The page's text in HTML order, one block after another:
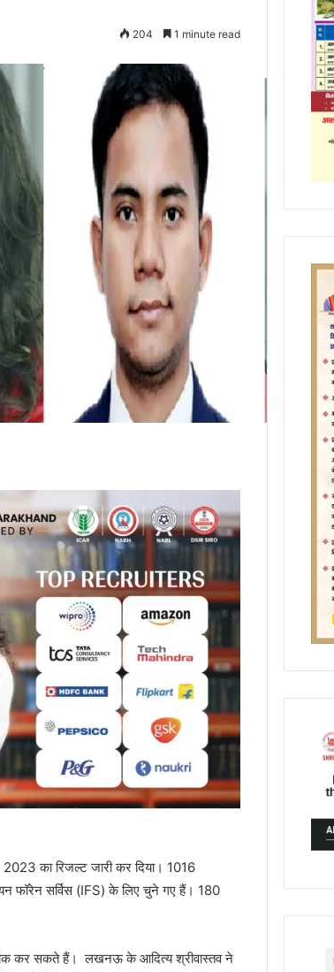
204 1 minute read
का रिजल्ट जारी कर दिया। 1016
फॉरेन सर्विस (IFS) के लिए चुने गए हैं। 180
कर सकते हैं। लखनऊ के आदित्य श्रीवास्तव ने